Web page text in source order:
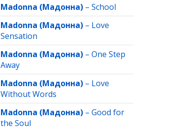
Madonna (Мадонна) – School
Madonna (Мадонна) – Love
Sensation
Madonna (Мадонна) – One Step
Away
Madonna (Мадонна) – Love
Without Words
Madonna (Мадонна) – Good for
the Soul